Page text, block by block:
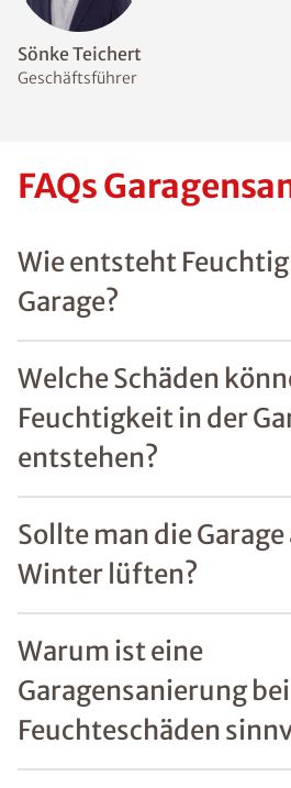
Sönke Teichert
Geschäftsführer
FAQs
Wie entsteht
Garage?
Welche Schäden
Feuchtigkeit in der
entstehen?
Sollte man die
Winter lüften?
Warum ist eine
Garagensanierung bei
Feuchteschäden